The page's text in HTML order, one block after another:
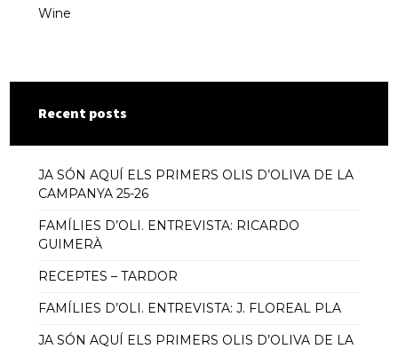
Wine
Recent posts
JA SÓN AQUÍ ELS PRIMERS OLIS D’OLIVA DE LA
CAMPANYA 25-26
FAMÍLIES D’OLI. ENTREVISTA: RICARDO
GUIMERÀ
RECEPTES – TARDOR
FAMÍLIES D’OLI. ENTREVISTA: J. FLOREAL PLA
JA SÓN AQUÍ ELS PRIMERS OLIS D’OLIVA DE LA